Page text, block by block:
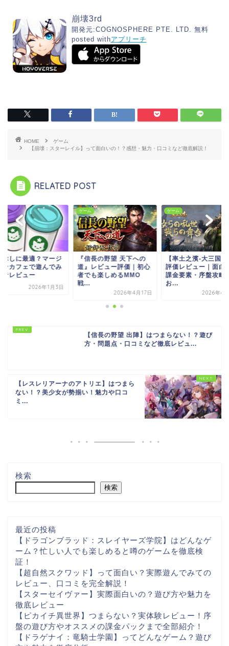
崩壊3rd
開発元:COGNOSPHERE PTE. LTD. 無料
posted withアプリーチ
HOME
ゲーム
【崩壊：スターレイル】って面白いの！？感想・魅力・口コミなど徹底解説！
RELATED POST
ぶしに最適？マージ
ンカフェで遊んでみ
音レビュー
2026年1月3日
ゲーム
『信長の野望 天下への
道』レビュー評価｜初心
者でも楽しめるMMO
戦...
2026年4月17日
ゲーム
【率土之濱-大三国
評価レビュー｜面白
課金要素・序盤攻略
お...
2026年4
【信長の野望 出陣】はつまらない！？遊び
方・問題点・口コミなど徹底レビュ...
【レスレリアーナのアトリエ】はつまら
ない！？美少女が勢揃い！魅力や口コ
ミ...
検索
検索
最近の投稿
【ドラゴンブラッド：スレイヤーズ学院】はどんなゲ
ーム？忙しい人でも楽しめると噂のゲームを徹底検
証！
【超自然スクワッド】って面白い？実際遊んでみての
レビュー、口コミを完全解説！
【スターセイヴァー】実際面白いの？遊び方や魅力を
徹底レビュー
【ピカイチ異世界】つまらない？実体験レビュー！序
盤の遊び方やオススメの課金パックまで全部紹介！
【ドラゲナイ：竜騎士学園】ってどんなゲーム？遊び